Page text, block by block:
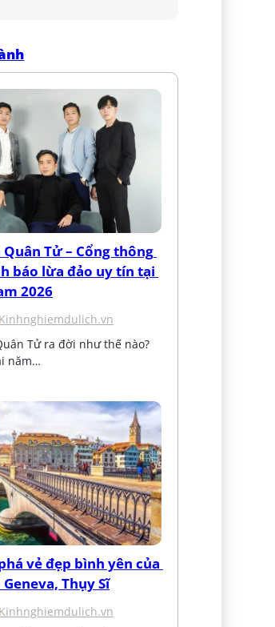
Tử – Cổng thông
báo lừa đảo uy tín tại
2026
Kinhnghiemdulich.vn
Tử ra đời như thế nào?
năm…
vẻ đẹp bình yên của
Thụy Sĩ
Kinhnghiemdulich.vn